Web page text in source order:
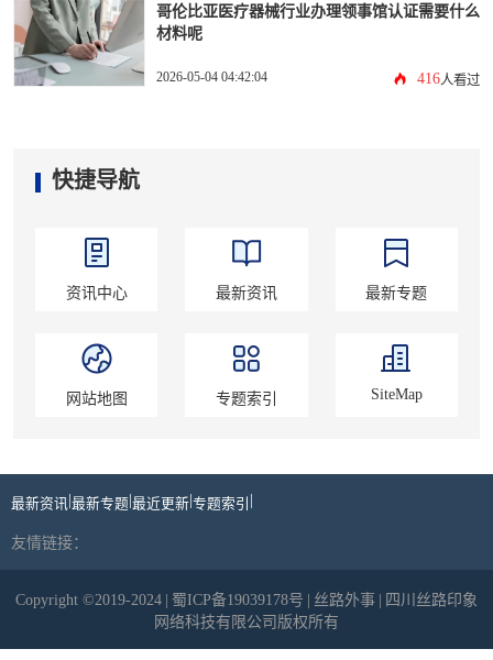
哥伦比亚医疗器械行业办理领事馆认证需要什么
材料呢
2026-05-04 04:42:04 416人看过
快捷导航
资讯中心 最新资讯 最新专题
网站地图 专题索引 SiteMap
最新资讯 |最新专题|最近更新|专题索引 |
友情链接：
Copyright ©2019-2024 | 蜀ICP备19039178号 | 丝路外事 | 四川丝路印象
网络科技有限公司版权所有